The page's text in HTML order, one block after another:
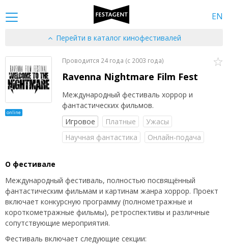
EN
Перейти в каталог кинофестивалей
online
Проводится 24 года (c 2003 года)
Ravenna Nightmare Film Fest
Международный фестиваль хоррор и
фантастических фильмов.
Игровое
Платные
Ужасы
Научная фантастика
Онлайн-подача
О фестивале
Международный фестиваль, полностью посвящённый
фантастическим фильмам и картинам жанра хоррор. Проект
включает конкурсную программу (полнометражные и
короткометражные фильмы), ретроспективы и различные
сопутствующие мероприятия.
Фестиваль включает следующие секции: